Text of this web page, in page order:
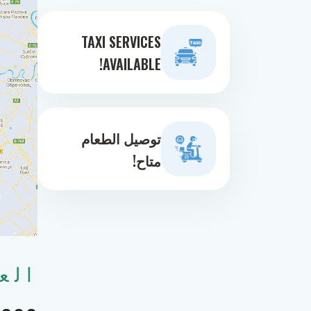
TAXI SERVICES
AVAILABLE!
توصيل الطعام
متاح!